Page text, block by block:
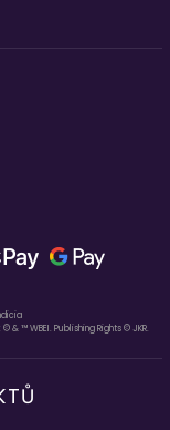
& ™ WBEI. Publishing Rights © JKR.